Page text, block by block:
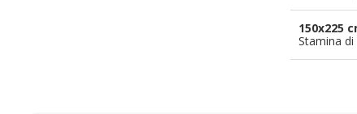
150x225
Stamina